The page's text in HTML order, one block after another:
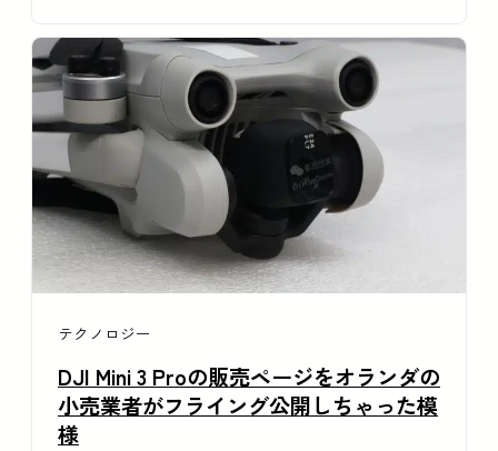
テクノロジー
DJI Mini 3 Proの販売ページをオランダの
小売業者がフライング公開しちゃった模
様